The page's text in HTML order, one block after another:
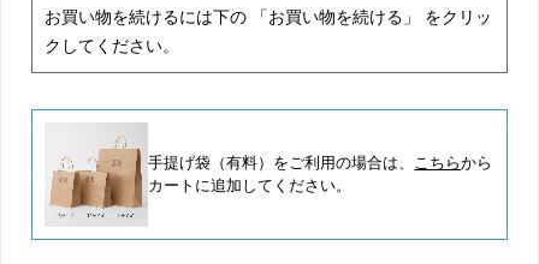
お買い物を続けるには下の 「お買い物を続ける」 をクリッ
クしてください。
手提げ袋（有料）をご利用の場合は、 こちらから
カートに追加してください。